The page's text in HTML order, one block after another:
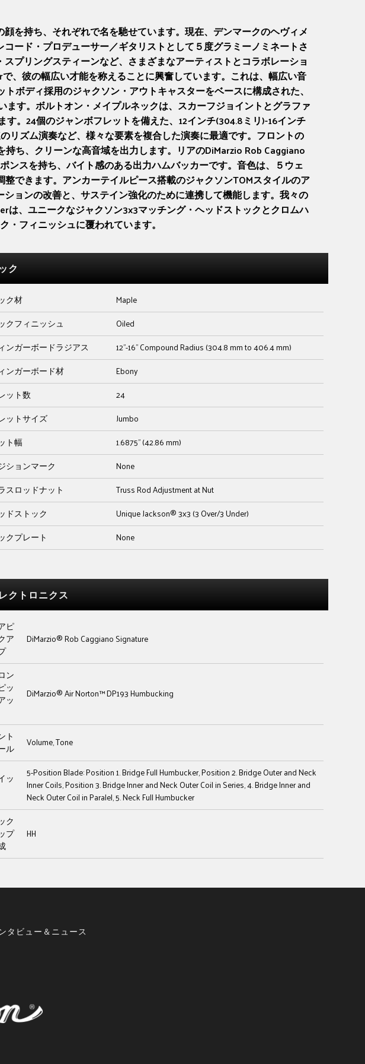
を持ち、それぞれで名を馳せています。現在、デンマークのヘヴィメ
ード・プロデューサー／ギタリストとして５度グラミーノミネートさ
プリングスティーンなど、さまざまなアーティストとコラボレーショ
、彼の幅広い才能を称えることに興奮しています。これは、幅広い音
ボディ採用のジャクソン・アウトキャスターをベースに構成された、
す。ボルトオン・メイプルネックは、スカーフジョイントとグラファ
。24個のジャンボフレットを備えた、12インチ(304.8ミリ)-16インチ
リズム演奏など、様々な要素を複合した演奏に最適です。フロントの
ち、クリーンな高音域を出力します。リアのDiMarzio Rob Caggiano
スを持ち、バイト感のある出力ハムバッカーです。音色は、５ウェ
できます。アンカーテイルピース搭載のジャクソンTOMスタイルのア
ョンの改善と、サステイン強化のために連携して機能します。我々の
、ユニークなジャクソン3x3マッチング・ヘッドストックとクロムハ
フィニッシュに覆われています。
ク
ク材
Maple
クフィニッシュ
Oiled
ンガーボードラジアス
12"-16" Compound Radius (304.8 mm to 406.4 mm)
ンガーボード材
Ebony
ット数
24
ットサイズ
Jumbo
ト幅
1.6875" (42.86 mm)
ションマーク
None
スロッドナット
Truss Rod Adjustment at Nut
ドストック
Unique Jackson® 3x3 (3 Over/3 Under)
クプレート
None
クトロニクス
ピ
ア
DiMarzio® Rob Caggiano Signature
ン
ッ
ッ
DiMarzio® Air Norton™ DP193 Humbucking
ト
ル
Volume, Tone
ッ
5-Position Blade: Position 1. Bridge Full Humbucker, Position 2. Bridge Outer and Neck
Inner Coils, Position 3. Bridge Inner and Neck Outer Coil in Series, 4. Bridge Inner and
Neck Outer Coil in Paralel, 5. Neck Full Humbucker
ク
プ
HH
タビュー＆ニュース